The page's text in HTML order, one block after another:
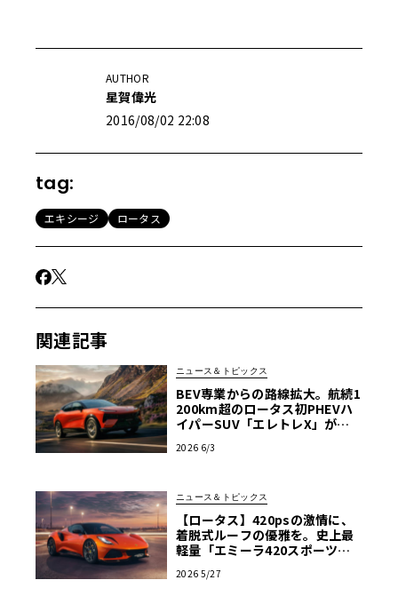
AUTHOR
星賀偉光
2016/08/02 22:08
tag:
エキシージ ロータス
関連記事
ニュース＆トピックス
BEV専業からの路線拡大。航続1
200km超のロータス初PHEVハ
イパーSUV「エレトレX」が欧
2026 6/3
ニュース＆トピックス
【ロータス】420psの激情に、
着脱式ルーフの優雅を。史上最
軽量「エミーラ420スポーツ」
2026 5/27